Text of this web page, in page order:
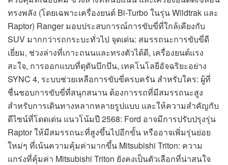
ทรงพลัง (โดยเฉพาะเครื่องยนต์ Bi-Turbo ในรุ่น Wildtrak และ
Raptor) Ranger มอบประสบการณ์การขับขี่ที่ใกล้เคียงกับ
SUV มากกว่ารถกระบะทั่วไป จุดเด่น: สมรรถนะการขับขี่ดี
เยี่ยม, ช่วงล่างที่เกาะถนนและทรงตัวได้ดี, เครื่องยนต์แรง
สะใจ, การออกแบบที่ดุดันบึกบึน, เทคโนโลยีอัจฉริยะอย่าง
SYNC 4, ระบบช่วยเหลือการขับขี่ครบครัน สำหรับใคร: ผู้ที่
ชื่นชอบการขับขี่ที่สนุกสนาน ต้องการรถที่มีสมรรถนะสูง
สำหรับการเดินทางหลากหลายรูปแบบ และให้ความสำคัญกับ
ดีไซน์ที่โดดเด่น แนวโน้มปี 2568: Ford อาจมีการปรับปรุงรุ่น
Raptor ให้มีสมรรถนะที่สูงขึ้นไปอีกขั้น หรืออาจเพิ่มรุ่นย่อย
ใหม่ๆ ที่เน้นความคุ้มค่ามากขึ้น Mitsubishi Triton: ความ
แกร่งที่คุ้มค่า Mitsubishi Triton ยังคงเป็นตัวเลือกที่น่าสนใจ